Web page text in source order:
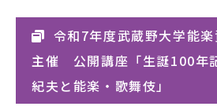
令和7年度武蔵野大学能
主催 公開講座「生誕100年
紀夫と能楽・歌舞伎」